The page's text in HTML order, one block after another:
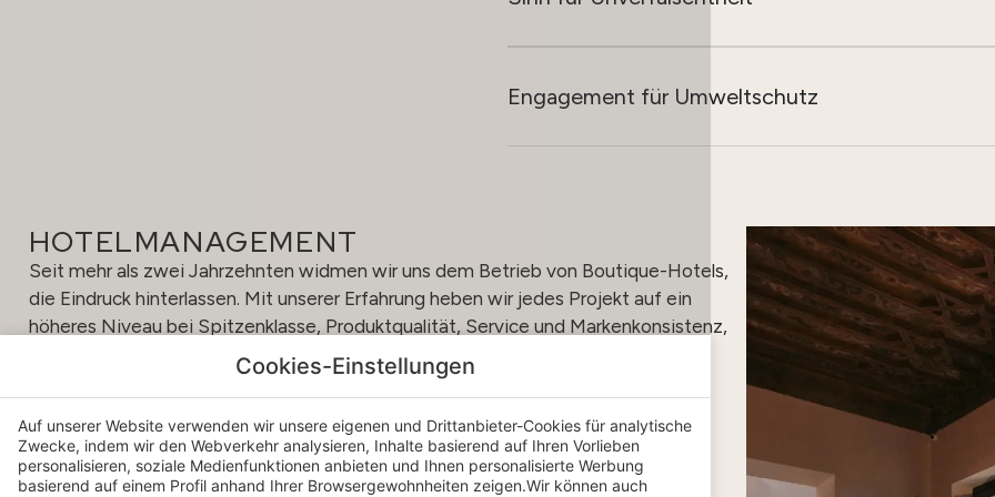
Engagement für Umweltschutz
HOTELMANAGEMENT
Seit mehr als zwei Jahrzehnten widmen wir uns dem Betrieb von Boutique-Hotels,
die Eindruck hinterlassen. Mit unserer Erfahrung heben wir jedes Projekt auf ein
höheres Niveau bei Spitzenklasse, Produktqualität, Service und Markenkonsistenz,
um erstklassige Ergebnisse zu erzielen.
Wir bieten bewährte Verfahren im Hotelmanagement, leistungsstarke
Buchungszentrale und unsere Geschäftsstruktur, alles unter dem Dach bester
Protokolle, die Hospes zu einer renommierten Marke machen.
Cookies-Einstellungen
Auf unserer Website verwenden wir unsere eigenen und Drittanbieter-Cookies für analytische
Zwecke, indem wir den Webverkehr analysieren, Inhalte basierend auf Ihren Vorlieben
personalisieren, soziale Medienfunktionen anbieten und Ihnen personalisierte Werbung
basierend auf einem Profil anhand Ihrer Browsergewohnheiten zeigen.Wir können auch